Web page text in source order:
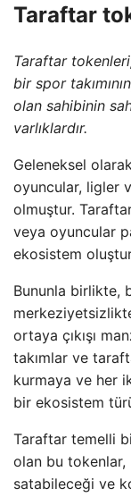
Taraftar
Taraftar
bir spor
olan sahibinin
varlıklardır.
Geleneksel
oyuncular, ligler
olmuştur.
veya oyuncular
ekosistem
Bununla birlikte,
ortaya çıkışı
takımlar ve
kurmaya ve her
bir ekosistem
Taraftar temelli
olan bu tokenlar,
satabileceği ve